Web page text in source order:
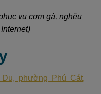
vụ cơm gà, nghêu
phường Phú Cát,